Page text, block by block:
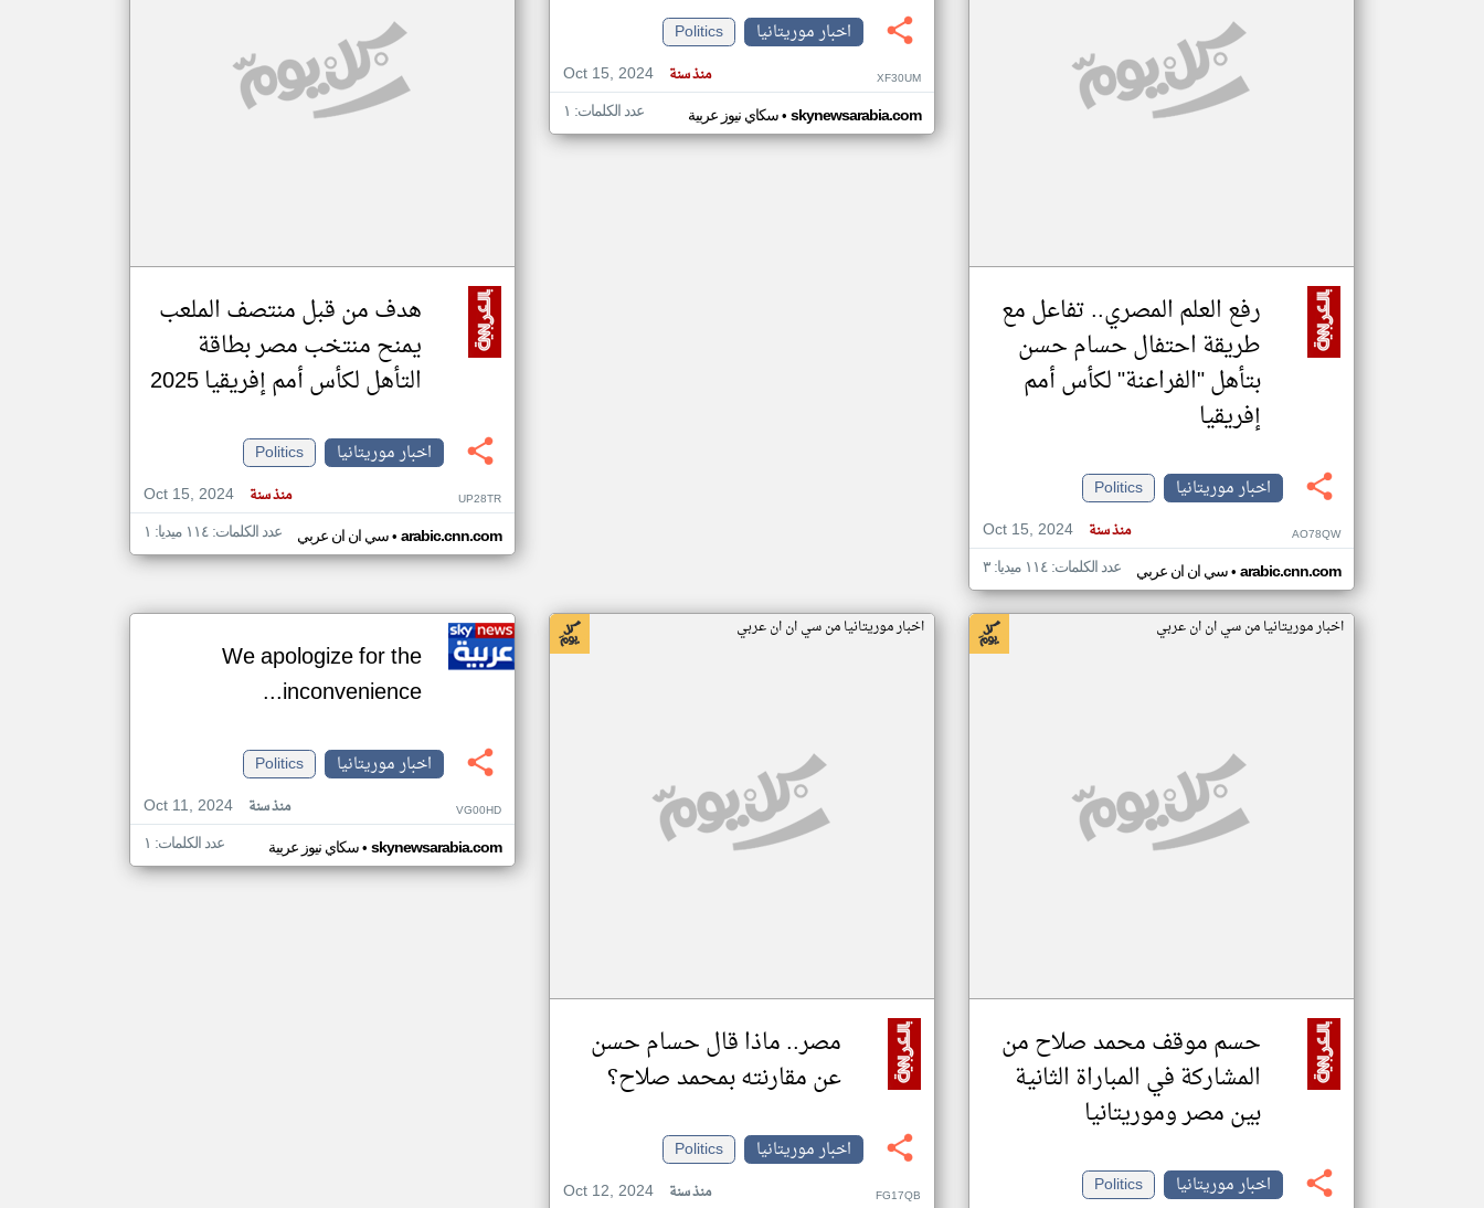
مصادر الأخبار من موريتانيا
رفع العلم المصري.. تفاعل مع
طريقة احتفال حسام حسن
بتأهل "الفراعنة" لكأس أمم
إفريقيا
اخبار موريتانيا
Politics
Oct 15, 2024
منذ سنة AO78QW
سي ان ان عربي• arabic.cnn.com عدد الكلمات: ١١٤ ميديا: ٣
اخبار موريتانيا
Politics
Oct 15, 2024
منذ سنة XF30UM
سكاي نيوز عربية• skynewsarabia.com عدد الكلمات: ١
هدف من قبل منتصف الملعب
يمنح منتخب مصر بطاقة
التأهل لكأس أمم إفريقيا 2025
اخبار موريتانيا
Politics
Oct 15, 2024
منذ سنة UP28TR
سي ان ان عربي• arabic.cnn.com عدد الكلمات: ١١٤ ميديا: ١
اخبار موريتانيا من سي ان ان عربي
حسم موقف محمد صلاح من
المشاركة في المباراة الثانية
بين مصر وموريتانيا
اخبار موريتانيا
Politics
اخبار موريتانيا من سي ان ان عربي
مصر.. ماذا قال حسام حسن
عن مقارنته بمحمد صلاح؟
اخبار موريتانيا
Politics
Oct 12, 2024
منذ سنة FG17QB
We apologize for the
inconvenience...
اخبار موريتانيا
Politics
Oct 11, 2024
منذ سنة VG00HD
سكاي نيوز عربية• skynewsarabia.com عدد الكلمات: ١